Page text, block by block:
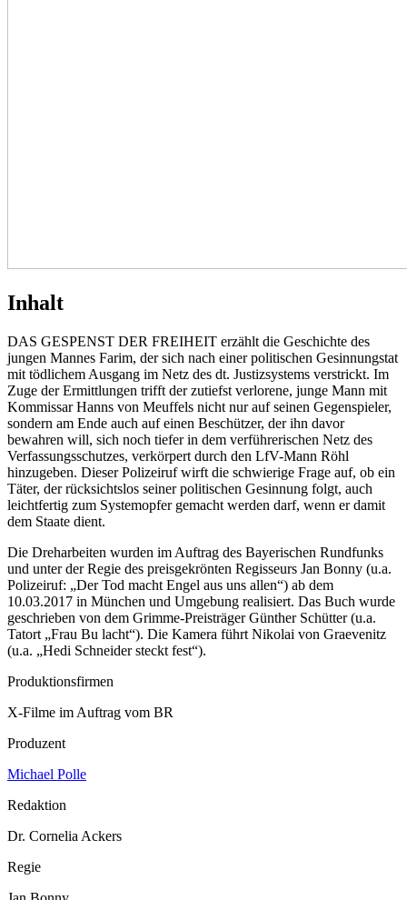
Inhalt
DAS GESPENST DER FREIHEIT erzählt die Geschichte des
jungen Mannes Farim, der sich nach einer politischen Gesinnungstat
mit tödlichem Ausgang im Netz des dt. Justizsystems verstrickt. Im
Zuge der Ermittlungen trifft der zutiefst verlorene, junge Mann mit
Kommissar Hanns von Meuffels nicht nur auf seinen Gegenspieler,
sondern am Ende auch auf einen Beschützer, der ihn davor
bewahren will, sich noch tiefer in dem verführerischen Netz des
Verfassungsschutzes, verkörpert durch den LfV-Mann Röhl
hinzugeben. Dieser Polizeiruf wirft die schwierige Frage auf, ob ein
Täter, der rücksichtslos seiner politischen Gesinnung folgt, auch
leichtfertig zum Systemopfer gemacht werden darf, wenn er damit
dem Staate dient.
Die Dreharbeiten wurden im Auftrag des Bayerischen Rundfunks
und unter der Regie des preisgekrönten Regisseurs Jan Bonny (u.a.
Polizeiruf: „Der Tod macht Engel aus uns allen“) ab dem
10.03.2017 in München und Umgebung realisiert. Das Buch wurde
geschrieben von dem Grimme-Preisträger Günther Schütter (u.a.
Tatort „Frau Bu lacht“). Die Kamera führt Nikolai von Graevenitz
(u.a. „Hedi Schneider steckt fest“).
Produktionsfirmen
X-Filme im Auftrag vom BR
Produzent
Michael Polle
Redaktion
Dr. Cornelia Ackers
Regie